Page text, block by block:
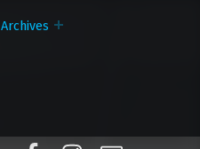
Archives
Facebook
Instagram
E-mail